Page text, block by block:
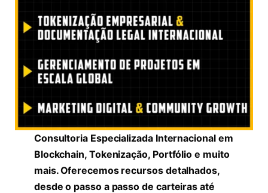
Consultoria Especializada Internacional em
Blockchain, Tokenização, Portfólio e muito
mais. Oferecemos recursos detalhados,
desde o passo a passo de carteiras até